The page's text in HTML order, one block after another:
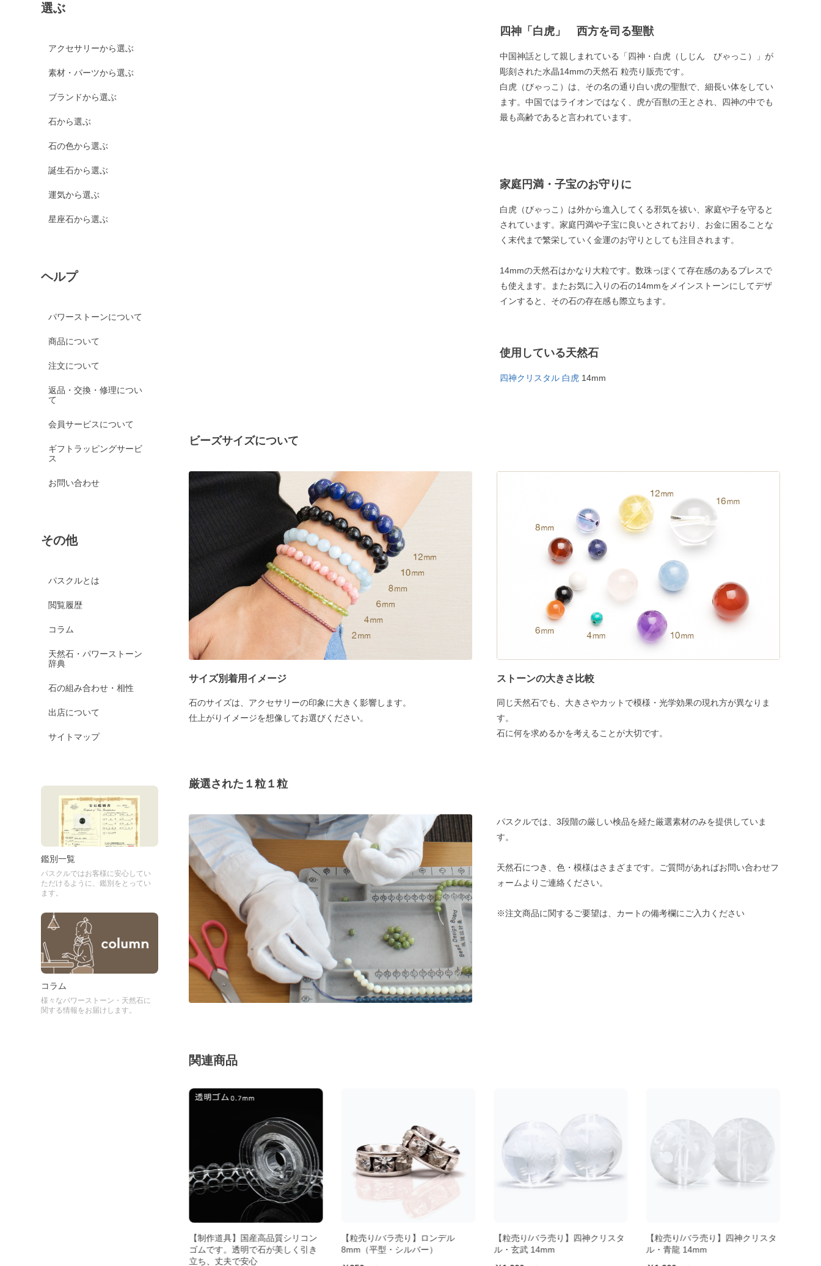
選ぶ
アクセサリーから選ぶ
素材・パーツから選ぶ
ブランドから選ぶ
石から選ぶ
石の色から選ぶ
誕生石から選ぶ
運気から選ぶ
星座石から選ぶ
ヘルプ
パワーストーンについて
商品について
注文について
返品・交換・修理につい
て
会員サービスについて
ギフトラッピングサービ
ス
お問い合わせ
その他
パスクルとは
閲覧履歴
コラム
天然石・パワーストーン
辞典
石の組み合わせ・相性
出店について
サイトマップ
鑑別一覧
パスクルではお客様に安心してい
ただけるように、鑑別をとってい
ます。
コラム
様々なパワーストーン・天然石に
関する情報をお届けします。
四神「白虎」 西方を司る聖獣
中国神話として親しまれている「四神・白虎（しじん びゃっこ）」が
彫刻された水晶14mmの天然石 粒売り販売です。
白虎（びゃっこ）は、その名の通り白い虎の聖獣で、細長い体をしてい
ます。中国ではライオンではなく、虎が百獣の王とされ、四神の中でも
最も高齢であると言われています。
家庭円満・子宝のお守りに
白虎（びゃっこ）は外から進入してくる邪気を祓い、家庭や子を守ると
されています。家庭円満や子宝に良いとされており、お金に困ることな
く末代まで繁栄していく金運のお守りとしても注目されます。
14mmの天然石はかなり大粒です。数珠っぽくて存在感のあるブレスで
も使えます。またお気に入りの石の14mmをメインストーンにしてデザ
インすると、その石の存在感も際立ちます。
使用している天然石
四神クリスタル 白虎14mm
ビーズサイズについて
サイズ別着用イメージ
石のサイズは、アクセサリーの印象に大きく影響します。
仕上がりイメージを想像してお選びください。
ストーンの大きさ比較
同じ天然石でも、大きさやカットで模様・光学効果の現れ方が異なりま
す。
石に何を求めるかを考えることが大切です。
厳選された１粒１粒
パスクルでは、3段階の厳しい検品を経た厳選素材のみを提供していま
す。
天然石につき、色・模様はさまざまです。ご質問があればお問い合わせフ
ォームよりご連絡ください。
※注文商品に関するご要望は、カートの備考欄にご入力ください
関連商品
【制作道具】国産高品質シリコン
ゴムです。透明で石が美しく引き
立ち、丈夫で安心
【粒売り/バラ売り】ロンデル
8mm（平型・シルバー）
【粒売り/バラ売り】四神クリスタ
ル・玄武 14mm
【粒売り/バラ売り】四神クリスタ
ル・青龍 14mm